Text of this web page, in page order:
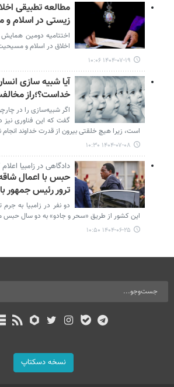
مطالعه تطبیقی
زیستی در اسلام
اختتامیه دومین همایش
اخلاق در اسلام و
۱۴۰۴-۰۷-۱۹ ۱۰:۰۶
آیا شبیه سازی
خداست؟؛راز
اگر شبیه‌سازی را در
گفت که این فناوری نیز
است، زیرا هیچ خلقتی بیرون از قدرت خداوند
۱۴۰۴-۰۷-۰۸ ۱۰:۳۰
دادگاهی در زامبیا اعلام
حبس با اعمال
ترور رئیس جمهور
دو نفر در زامبیا به
این کشور از طریق «سحر و جادو» به دو سال حبس
۱۴۰۴-۰۶-۲۵ ۱۰:۵۰
نسخه دسکتاپ